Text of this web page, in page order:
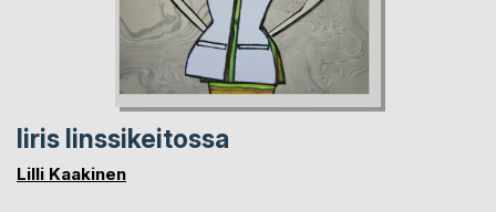
Iiris linssikeitossa
Lilli Kaakinen